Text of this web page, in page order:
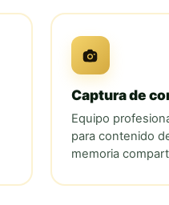
Captura de
Equipo
para contenido
memoria